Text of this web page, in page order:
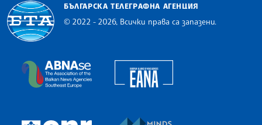
БЪЛГАРСКА ТЕЛЕГРАФНА АГЕНЦИЯ
© 2022 - 2026, Всички права са запазени.
The Assocoation of the Balkan News Agencies